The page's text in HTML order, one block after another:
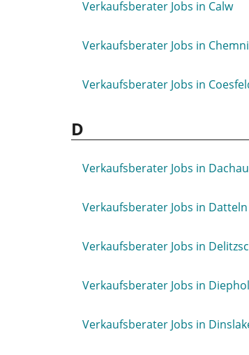
Verkaufsberater Jobs in Calw
Verkaufsberater Jobs in
Verkaufsberater Jobs in
D
Verkaufsberater Jobs in Dachau
Verkaufsberater Jobs in Datteln
Verkaufsberater Jobs in
Verkaufsberater Jobs in
Verkaufsberater Jobs in